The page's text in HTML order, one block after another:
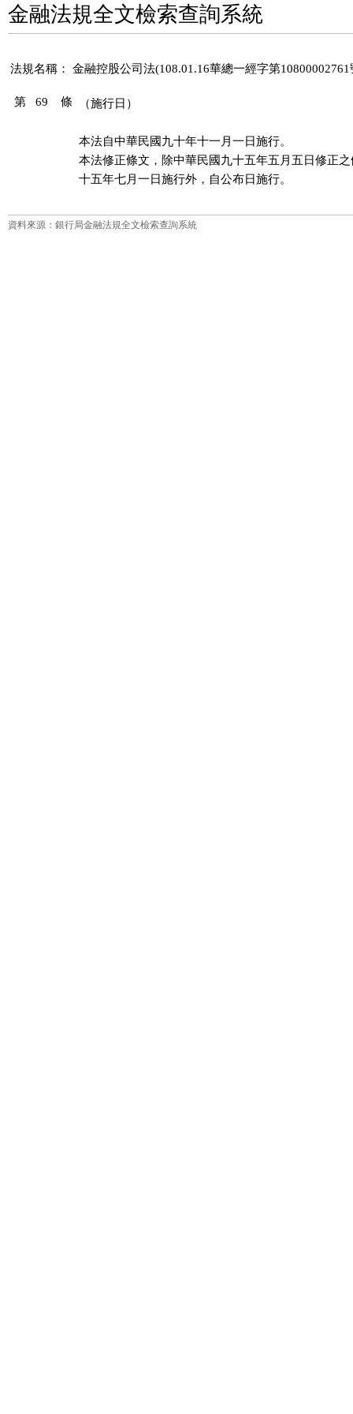
金融法規全文檢索查詢系統
法規名稱： 金融控股公司法(108.01.16華總一經字第
第 69 條 （施行日）
本法自中華民國九十年十一月一日施行。
本法修正條文，除中華民國九十五年五月五日修正
十五年七月一日施行外，自公布日施行。
資料來源：銀行局金融法規全文檢索查詢系統